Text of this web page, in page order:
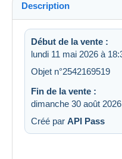
Description
Début de la vente :
lundi 11 mai 2026 à
Objet n°2542169519
Fin de la vente :
dimanche 30 août
Créé par API Pass